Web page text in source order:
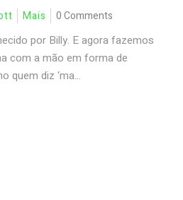
Mais 0 Comments
por Billy. E agora fazemos
com a mão em forma de
quem diz ‘ma...